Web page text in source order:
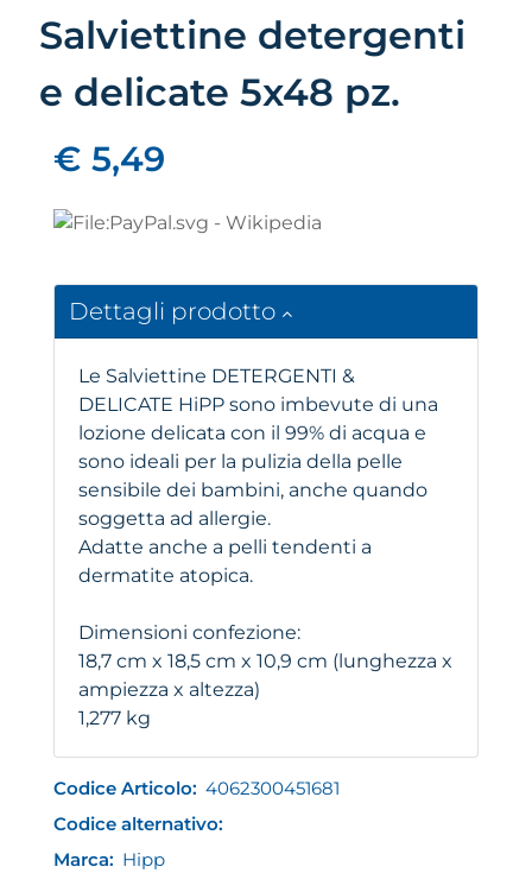
Salviettine detergenti
e delicate 5x48 pz.
€ 5,49
Dettagli prodotto
Le Salviettine DETERGENTI &
DELICATE HiPP sono imbevute di una
lozione delicata con il 99% di acqua e
sono ideali per la pulizia della pelle
sensibile dei bambini, anche quando
soggetta ad allergie.
Adatte anche a pelli tendenti a
dermatite atopica.
Dimensioni confezione:
18,7 cm x 18,5 cm x 10,9 cm (lunghezza x
ampiezza x altezza)
1,277 kg
Codice Articolo: 4062300451681
Codice alternativo:
Marca: Hipp